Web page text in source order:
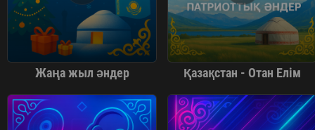
Жаңа жыл әндер Қазақстан - Отан Елім